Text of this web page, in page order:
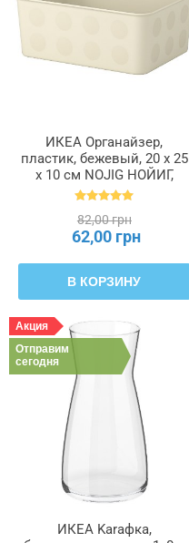
ИКЕА Органайзер,
пластик, бежевый, 20 x 25
x 10 см NOJIG НОЙИГ,
204.681.05
82,00 грн
62,00 грн
В КОРЗИНУ
Акция
Отправим
сегодня
ИКЕА Karaфка,